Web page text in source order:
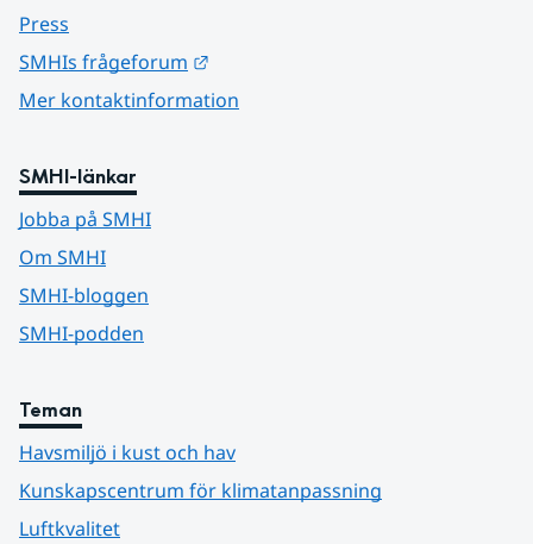
Press
SMHIs frågeforum
Mer kontaktinformation
SMHI-länkar
Jobba på SMHI
Om SMHI
SMHI-bloggen
SMHI-podden
Teman
Havsmiljö i kust och hav
Kunskapscentrum för klimatanpassning
Luftkvalitet